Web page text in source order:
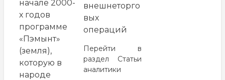
начале 2000-
х годов
программе
«Пэмынт»
(земля),
которую в
народе
внешнеторго
вых
операций
Перейти в
раздел Статьи
аналитики